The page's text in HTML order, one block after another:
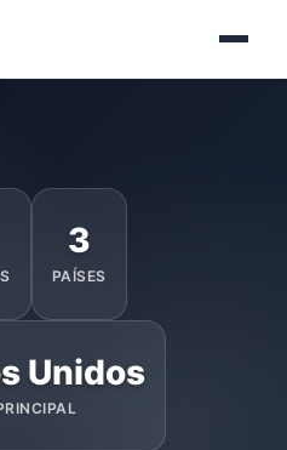
3
PAÍSES
Unidos